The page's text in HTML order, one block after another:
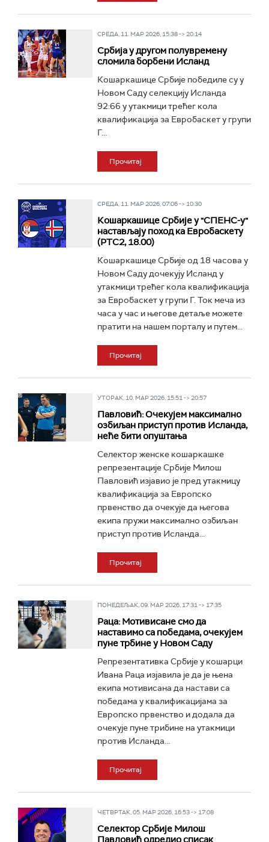
СРЕДА, 11. МАР 2026, 15:38 -> 20:14
Србија у другом полувремену
сломила борбени Исланд
Кошаркашице Србије победиле су у
Новом Саду селекцију Исланда
92:66 у утакмици трећег кола
квалификација за Евробаскет у групи
Г...
Прочитај
СРЕДА, 11. МАР 2026, 07:06 -> 10:30
Кошаркашице Србије у "СПЕНС-у"
настављају поход ка Евробаскету
(РТС2, 18.00)
Кошаркашице Србије од 18 часова у
Новом Саду дочекују Исланд у
утакмици трећег кола квалификација
за Евробаскет у групи Г. Ток меча из
часа у час и његове детаље можете
пратити на нашем порталу и путем...
Прочитај
УТОРАК, 10. МАР 2026, 15:51 -> 20:57
Павловић: Очекујем максимално
озбиљан приступ против Исланда,
неће бити опуштања
Селектор женске кошаркашке
репрезентације Србије Милош
Павловић изјавио је пред утакмицу
квалификација за Европско
првенство да очекује да његова
екипа пружи максимално озбиљан
приступ против Исланда...
Прочитај
ПОНЕДЕЉАК, 09. МАР 2026, 17:31 -> 17:35
Раца: Мотивисане смо да
наставимо са победама, очекујем
пуне трбине у Новом Саду
Репрезентативка Србије у кошарци
Ивана Раца изјавила је да је њена
екипа мотивисана да настави са
победама у квалификацијама за
Европско првенство и додала да
очекује пуне трибине на утакмици
против Исланда...
Прочитај
ЧЕТВРТАК, 05. МАР 2026, 16:53 -> 17:08
Селектор Србије Милош
Павловић одредио списак